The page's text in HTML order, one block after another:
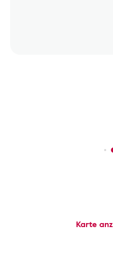
Karte